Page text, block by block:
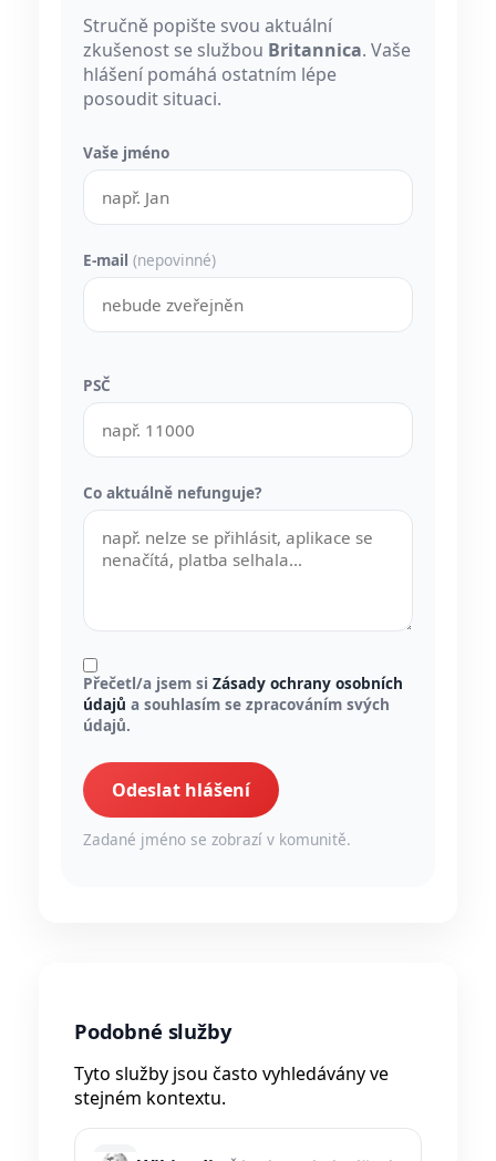
Stručně popište svou aktuální
zkušenost se službou Britannica. Vaše
hlášení pomáhá ostatním lépe
posoudit situaci.
Vaše jméno
E-mail (nepovinné)
PSČ
Co aktuálně nefunguje?
Přečetl/a jsem si Zásady ochrany osobních
údajů a souhlasím se zpracováním svých
údajů.
Odeslat hlášení
Zadané jméno se zobrazí v komunitě.
Podobné služby
Tyto služby jsou často vyhledávány ve
stejném kontextu.